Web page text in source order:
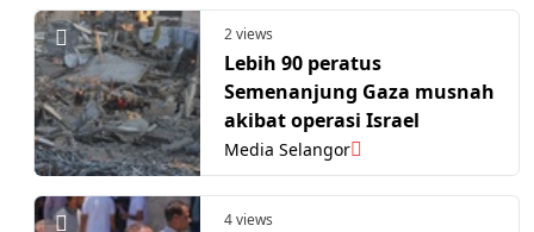
2 views
Lebih 90 peratus
Semenanjung Gaza musnah
akibat operasi Israel
Media Selangor
4 views